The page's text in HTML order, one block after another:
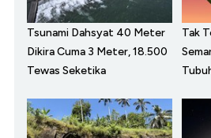
Tsunami Dahsyat 40 Meter
Dikira Cuma 3 Meter, 18.500
Tewas Seketika
Tak